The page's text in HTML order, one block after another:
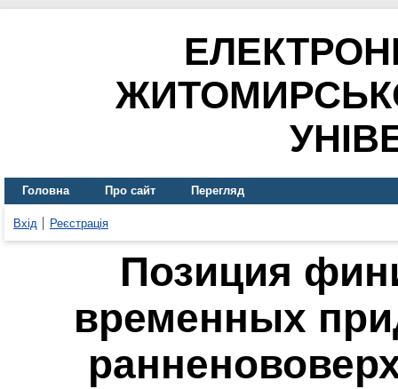
Головна Про сайт Перегляд
Вхід Реєстрація
Позиция
временных